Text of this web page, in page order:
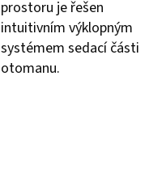
prostoru je řešen
intuitivním výklopným
systémem sedací části
otomanu.